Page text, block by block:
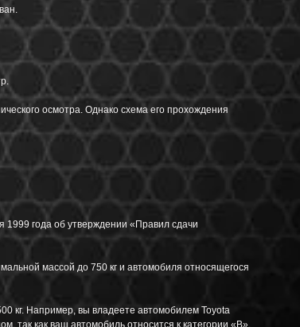
осмотра. Однако схема его прохождения
1999 года об утверждении «Правил сдачи
массой до 750 кг и автомобиля относящегося
кг. Например, вы владеете автомобилем Toyota
так как ваш автомобиль относится к категории «B».